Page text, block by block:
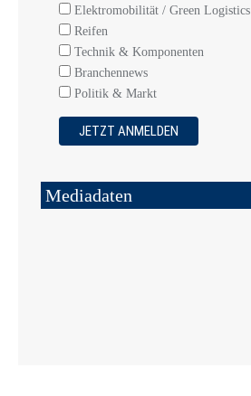
Elektromobilität / Green Logistics
Reifen
Technik & Komponenten
Branchennews
Politik & Markt
Mediadaten